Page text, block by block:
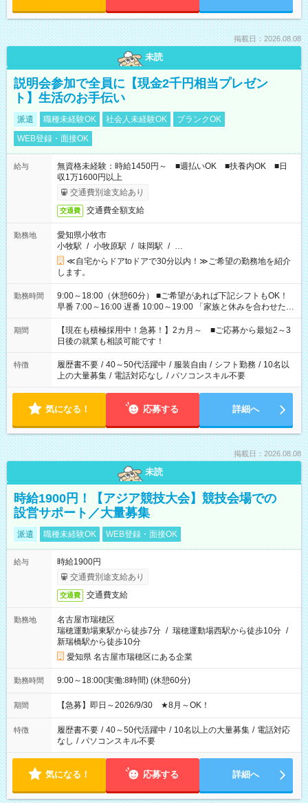
掲載日：2026.08.08
未読
説明会参加で全員に【現金2千円相当プレゼン
ト】生活のお手伝い
派遣 職種未経験OK 社会人未経験OK
ブランクOK
WEB登録・面接OK
給与
無資格未経験：時給1450円～ ■週払いOK ■扶養内OK ■日
収1万1600円以上
交通費別途支給あり
交通費 交通費全額支給
勤務地
愛知県小牧市
小牧駅 / 小牧原駅 / 味岡駅 / …
≪自宅からドアtoドアで30分以内！≫ご希望の勤務地を紹介
します。
勤務時間
9:00～18:00（休憩60分） ■ご希望があれば下記シフトもOK！
早番 7:00～16:00 遅番 10:00～19:00 「家族と休みを合わせた
い」 「余裕を持って夕飯の準備がしたい」 「できれば残業はし
たくない」 など、ご希望を教えてくださいね。 ※Wワーク希望
の方へ 今ご覧のお仕事で希望する勤務時間と、もう1つのお仕事
の勤務時間。 合計で週40時間を超える場合は応募できません。
期間
【現在も積極採用中！急募！】2カ月～ ■ご応募から最短2～3
日後の就業も相談可能です！
特徴 履歴書不要 / 40～50代活躍中 / 服装自由 / シフト勤務 / 10名以
上の大量募集 / 電話対応なし / パソコンスキル不要
気になる！ 応募する 詳細へ
掲載日：2026.08.08
未読
時給1900円！【アジア競技大会】競技会場での
設営サポート／大量募集
派遣 職種未経験OK WEB登録・面接OK
給与
時給1900円
交通費別途支給あり
交通費 交通費支給
勤務地
名古屋市瑞穂区
瑞穂運動場東駅から徒歩7分 / 瑞穂運動場西駅から徒歩10分 /
新瑞橋駅から徒歩10分
愛知県 名古屋市瑞穂区にある企業
勤務時間 9:00～18:00(実働:8時間) (休憩60分)
期間 【急募】即日～2026/9/30 ★8月～OK！
特徴 履歴書不要 / 40～50代活躍中 / 10名以上の大量募集 / 電話対応
なし / パソコンスキル不要
気になる！ 応募する 詳細へ